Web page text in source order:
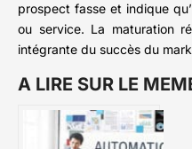
prospect fasse et indique
ou service. La maturation
intégrante du succès du
A LIRE SUR LE